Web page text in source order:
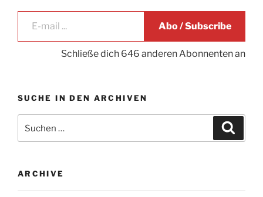
E-mail ...
Abo / Subscribe
Schließe dich 646 anderen Abonnenten an
SUCHE IN DEN ARCHIVEN
nach:
ARCHIVE